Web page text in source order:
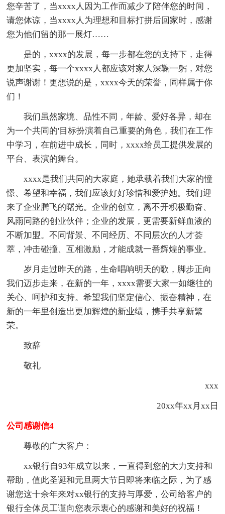
您辛苦了，当xxxx人因为工作而减少了陪伴您的时间，
请您体谅，当xxxx人为理想和目标打拼后回家时，感谢
您为他们留的那一展灯……
是的，xxxx的发展，每一步都在您的支持下，走得
更加坚实，每一个xxxx人都应该对家人深鞠一躬，对您
说声谢谢！更想说的是，xxxx今天的荣誉，同样属于你
们！
我们虽然家境、品性不同，年龄、爱好各异，却在
为一个共同的'目标扮演着自己重要的角色，我们在工作
中学习，在前进中成长，同时，xxxx给员工提供发展的
平台、表演的舞台。
xxxx是我们共同的大家庭，她承载着我们大家的憧
憬、希望和幸福，我们应该好好珍惜和爱护她。我们迎
来了企业腾飞的曙光。企业的创立，离不开积极勤奋、
风雨同路的创业伙伴；企业的发展，更需要新鲜血液的
不断加盟。不同背景、不同经历、不同层次的人才荟
萃，冲击碰撞、互相激励，才能成就一番辉煌的事业。
岁月走过昨天的路，生命唱响明天的歌，脚步正向
我们迈步走来，在新的一年，xxxx需要大家一如继往的
关心、呵护和支持。希望我们坚定信心、振奋精神，在
新的一年里创造出更加辉煌的新业绩，携手共享新繁
荣。
致辞
敬礼
xxx
20xx年xx月xx日
公司感谢信4
尊敬的广大客户：
xx银行自93年成立以来，一直得到您的大力支持和
帮助，值此圣诞和元旦两大节日即将来临之际，为了感
谢您这十余年来对xx银行的支持与厚爱，公司给客户的
银行全体员工谨向您表示衷心的感谢和美好的祝福！